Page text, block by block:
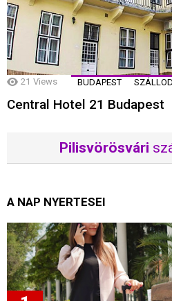
21 Views BUDAPEST
Central Hotel 21 Budapest
Pilisvörösvári
A NAP NYERTESEI